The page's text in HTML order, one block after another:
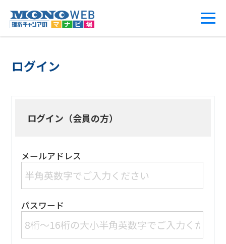
ログイン
ログイン（会員の方）
メールアドレス
パスワード